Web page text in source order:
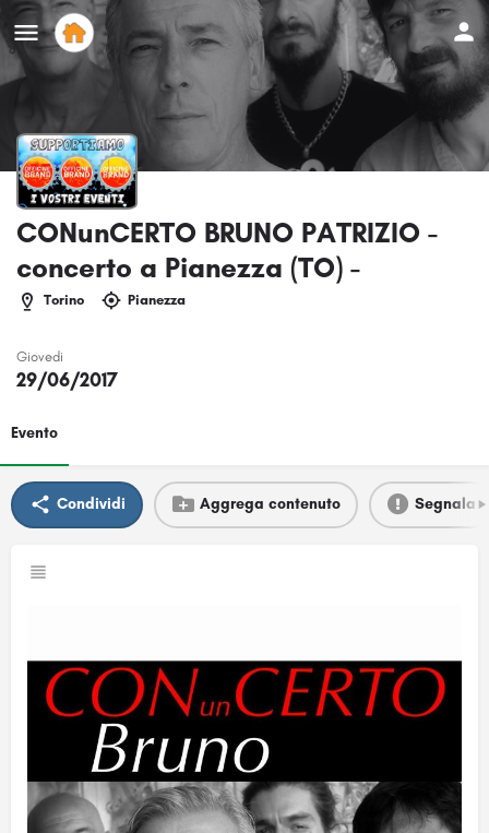
CONunCERTO BRUNO PATRIZIO -
concerto a Pianezza (TO) -
Torino Pianezza
Giovedi
29/06/2017
Evento
Condividi Aggrega contenuto Segnala